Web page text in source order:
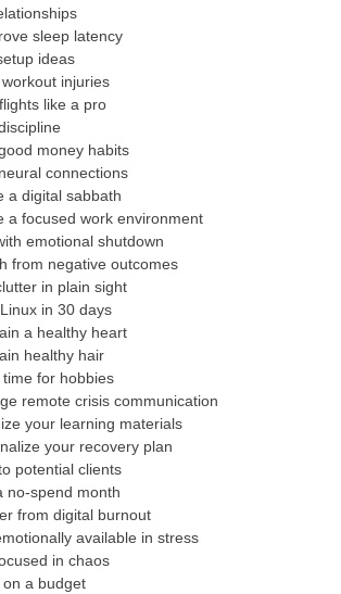
sleep latency
ideas
injuries
like a pro
money habits
connections
a digital sabbath
a focused work environment
emotional shutdown
from negative outcomes
in plain sight
in 30 days
a healthy heart
healthy hair
for hobbies
remote crisis communication
your learning materials
your recovery plan
potential clients
no-spend month
from digital burnout
available in stress
in chaos
a budget